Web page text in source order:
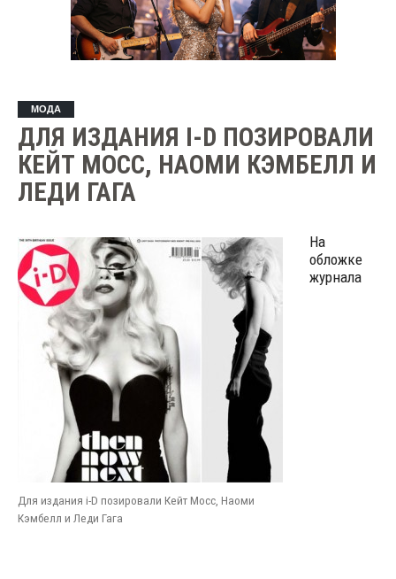
МОДА
ДЛЯ ИЗДАНИЯ I-D ПОЗИРОВАЛИ
КЕЙТ МОСС, НАОМИ КЭМБЕЛЛ И
ЛЕДИ ГАГА
Для издания i-D позировали Кейт Мосс, Наоми
Кэмбелл и Леди Гага
На
обложке
журнала